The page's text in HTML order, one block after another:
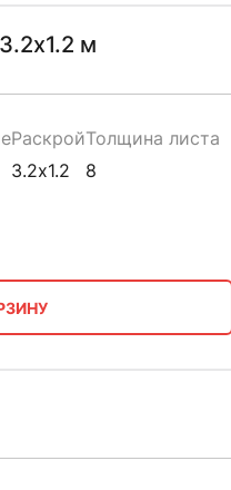
м
Раскрой
3.2х1.2
Толщина листа
8